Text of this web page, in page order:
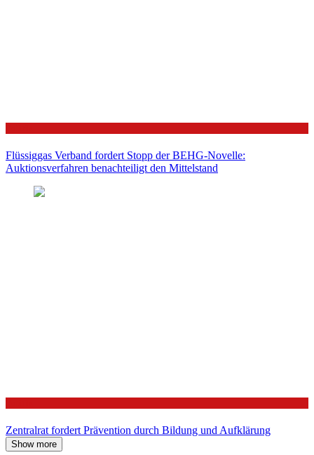
Flüssiggas Verband fordert Stopp der BEHG-Novelle:
Auktionsverfahren benachteiligt den Mittelstand
Zentralrat fordert Prävention durch Bildung und Aufklärung
Show more